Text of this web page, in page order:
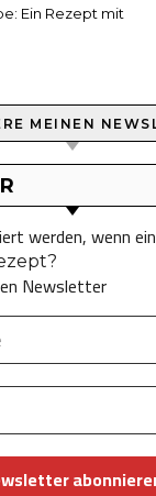
Ein Rezept mit
MEINEN
werden, wenn
Newsletter